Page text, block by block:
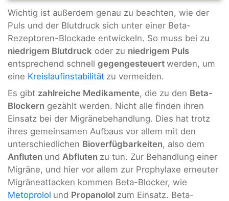
Wichtig ist außerdem genau zu beachten, wie der
Puls und der Blutdruck sich unter einer Beta-
Rezeptoren-Blockade entwickeln. So muss bei zu
niedrigem Blutdruck oder zu niedrigem Puls
entsprechend schnell gegengesteuert werden, um
eine Kreislaufinstabilität zu vermeiden.
Es gibt zahlreiche Medikamente, die zu den Beta-
Blockern gezählt werden. Nicht alle finden ihren
Einsatz bei der Migränebehandlung. Dies hat trotz
ihres gemeinsamen Aufbaus vor allem mit den
unterschiedlichen Bioverfügbarkeiten, also dem
Anfluten und Abfluten zu tun. Zur Behandlung einer
Migräne, und hier vor allem zur Prophylaxe erneuter
Migräneattacken kommen Beta-Blocker, wie
Metoprolol und Propanolol zum Einsatz. Beta-